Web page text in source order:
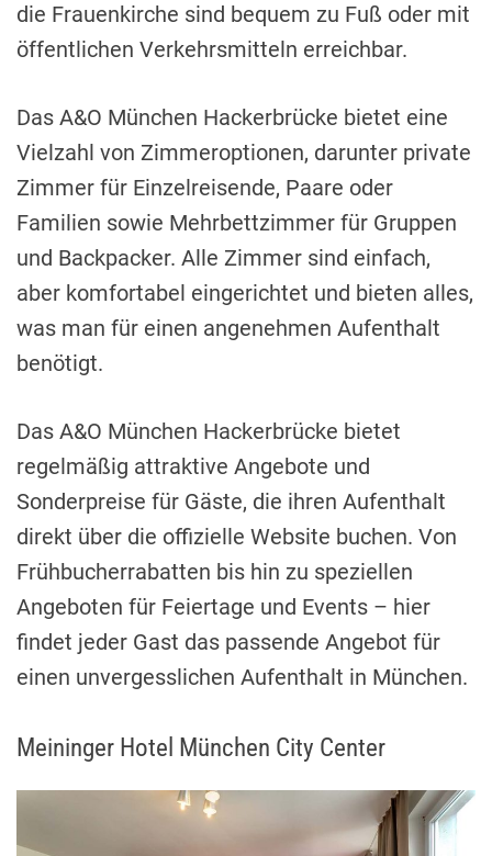
die Frauenkirche sind bequem zu Fuß oder mit
öffentlichen Verkehrsmitteln erreichbar.
Das A&O München Hackerbrücke bietet eine
Vielzahl von Zimmeroptionen, darunter private
Zimmer für Einzelreisende, Paare oder
Familien sowie Mehrbettzimmer für Gruppen
und Backpacker. Alle Zimmer sind einfach,
aber komfortabel eingerichtet und bieten alles,
was man für einen angenehmen Aufenthalt
benötigt.
Das A&O München Hackerbrücke bietet
regelmäßig attraktive Angebote und
Sonderpreise für Gäste, die ihren Aufenthalt
direkt über die offizielle Website buchen. Von
Frühbucherrabatten bis hin zu speziellen
Angeboten für Feiertage und Events – hier
findet jeder Gast das passende Angebot für
einen unvergesslichen Aufenthalt in München.
Meininger Hotel München City Center